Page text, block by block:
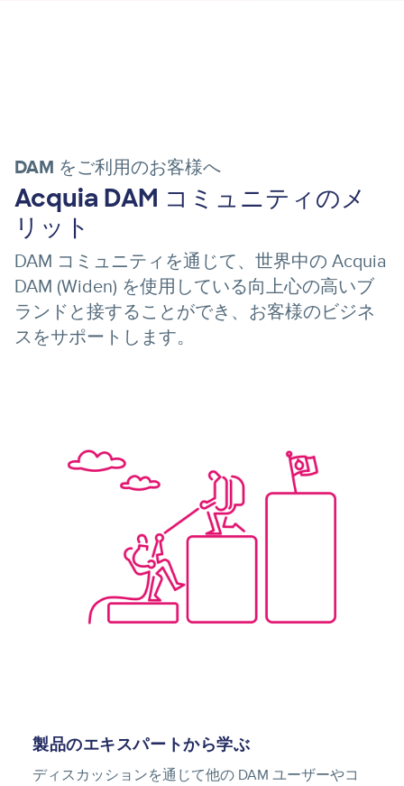
DAM をご利用のお客様へ
Acquia DAM コミュニティのメ
リット
DAM コミュニティを通じて、世界中の Acquia
DAM (Widen) を使用している向上心の高いブ
ランドと接することができ、お客様のビジネ
スをサポートします。
製品のエキスパートから学ぶ
ディスカッションを通じて他の DAM ユーザーやコ